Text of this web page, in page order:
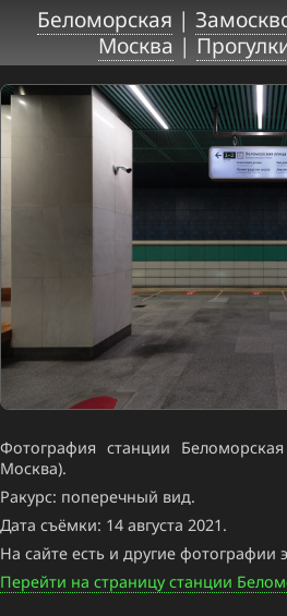
Беломорская |
Москва |
Фотография станции
Москва).
Ракурс: поперечный вид.
Дата съёмки: 14 августа 2021.
На сайте есть и другие фотографии
Перейти на страницу станции